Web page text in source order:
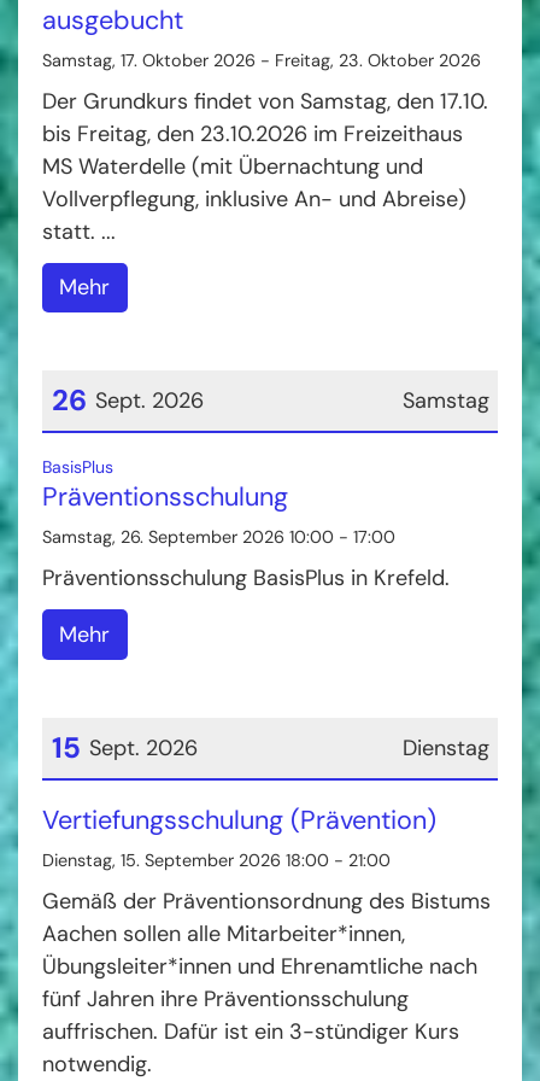
ausgebucht
Samstag, 17. Oktober 2026 - Freitag, 23. Oktober 2026
Der Grundkurs findet von Samstag, den 17.10.
bis Freitag, den 23.10.2026 im Freizeithaus
MS Waterdelle (mit Übernachtung und
Vollverpflegung, inklusive An- und Abreise)
statt. ...
Mehr
Samstag
26 Sept. 2026
Datum: 26. September 2026
BasisPlus:
Präventionsschulung
Samstag, 26. September 2026 10:00 - 17:00
Präventionsschulung BasisPlus in Krefeld.
Mehr
Dienstag
15 Sept. 2026
Datum: 15. September 2026
Vertiefungsschulung (Prävention)
Dienstag, 15. September 2026 18:00 - 21:00
Gemäß der Präventionsordnung des Bistums
Aachen sollen alle Mitarbeiter*innen,
Übungsleiter*innen und Ehrenamtliche nach
fünf Jahren ihre Präventionsschulung
auffrischen. Dafür ist ein 3-stündiger Kurs
notwendig.